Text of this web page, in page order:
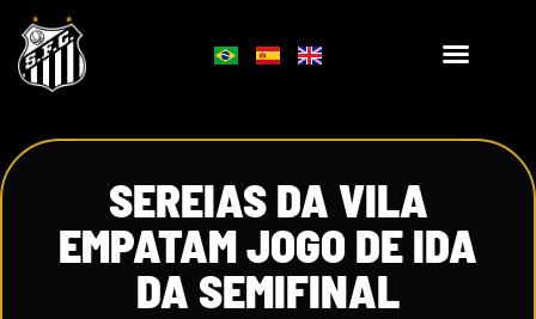
SEREIAS DA VILA
EMPATAM JOGO DE IDA
DA SEMIFINAL